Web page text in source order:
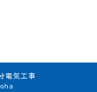
気工事